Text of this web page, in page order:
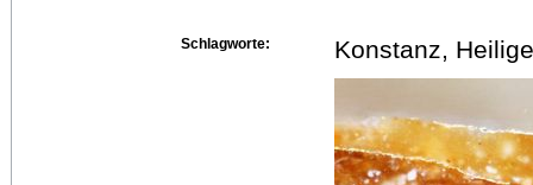
Schlagworte: Konstanz,